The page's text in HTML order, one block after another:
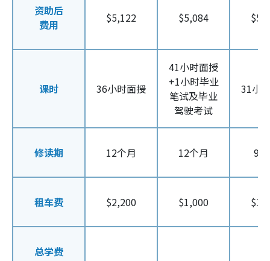
资助后
费用
$5,122 $5,084
课时 36小时面授
41小时面授
+1小时毕业
笔试及毕业
驾驶考试
31小
修读期 12个月 12个月 9
租车费 $2,200 $1,000
总学费